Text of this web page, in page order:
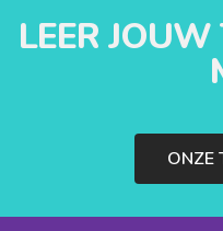
LEER
ONZE